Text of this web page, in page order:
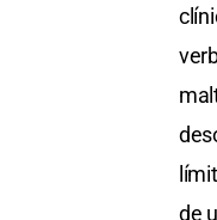
de